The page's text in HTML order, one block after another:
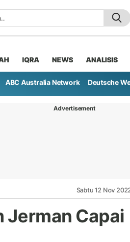
IQRA NEWS ANALISIS
ABC Australia Network Deutsche
Advertisement
Sabtu 12 Nov
Jerman Capai